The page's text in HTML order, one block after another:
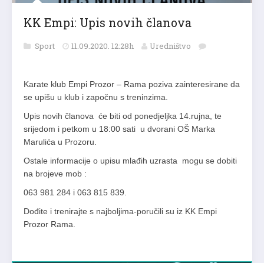
KK Empi: Upis novih članova
Sport 11.09.2020. 12:28h Uredništvo
Karate klub Empi Prozor – Rama poziva zainteresirane da
se upišu u klub i započnu s treninzima.
Upis novih članova će biti od ponedjeljka 14.rujna, te
srijedom i petkom u 18:00 sati u dvorani OŠ Marka
Marulića u Prozoru.
Ostale informacije o upisu mlađih uzrasta mogu se dobiti
na brojeve mob :
063 981 284 i 063 815 839.
Dođite i trenirajte s najboljima-poručili su iz KK Empi
Prozor Rama.